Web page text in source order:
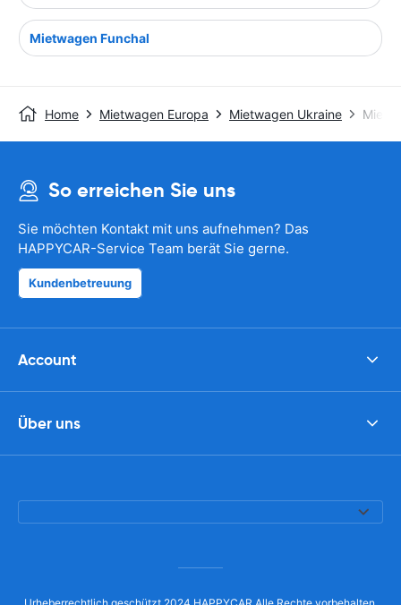
Mietwagen Funchal
Home Mietwagen Europa Mietwagen Ukraine
So erreichen Sie uns
Sie möchten Kontakt mit uns aufnehmen? Das
HAPPYCAR-Service Team berät Sie gerne.
Kundenbetreuung
Account
Über uns